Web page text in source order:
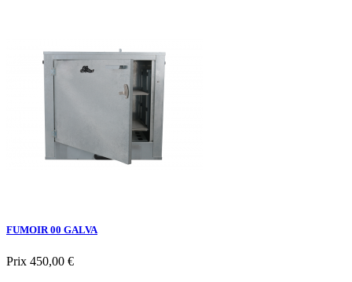
FUMOIR 00 GALVA
Prix 450,00 €